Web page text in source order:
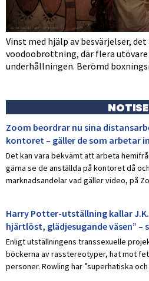
Vinst med hjälp av besvärjelser,
voodoobrottning, där flera utövare
underhållningen. Berömd
Zoom beordrar nu sina
kontoret – gäller de som arbetar
Det kan vara bekvämt att arbeta
gärna se de anställda på kontoret då
marknadsandelar vad gäller video, på
Harry Potter-utställning kallar
hjärtlöst, glädjesugande väsen” –
Enligt utställningens transsexuelle
böckerna av rasstereotyper, hat mot
personer. Rowling har ”superhatiska